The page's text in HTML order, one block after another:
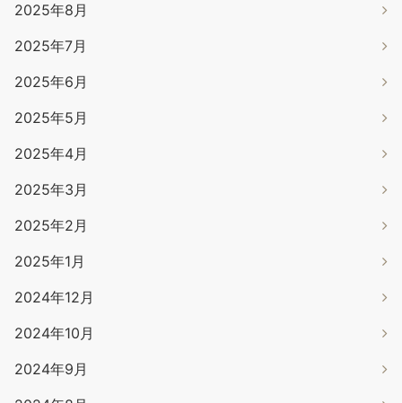
2025年8月
2025年7月
2025年6月
2025年5月
2025年4月
2025年3月
2025年2月
2025年1月
2024年12月
2024年10月
2024年9月